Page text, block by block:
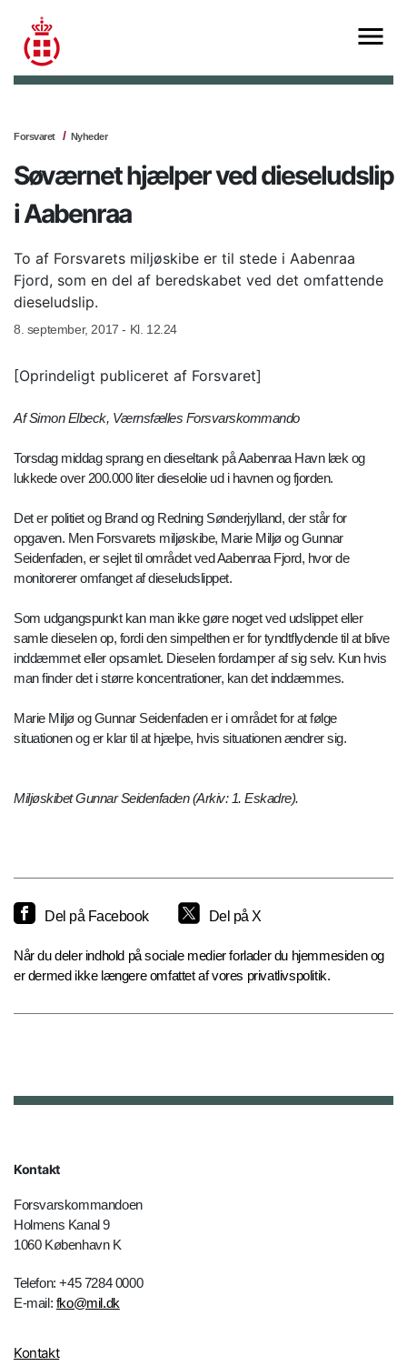
Forsvaret Nyheder
Søværnet hjælper ved dieseludslip
i Aabenraa
To af Forsvarets miljøskibe er til stede i Aabenraa
Fjord, som en del af beredskabet ved det omfattende
dieseludslip.
8. september, 2017 - Kl. 12.24
[Oprindeligt publiceret af Forsvaret]
Af Simon Elbeck, Værnsfælles Forsvarskommando
Torsdag middag sprang en dieseltank på Aabenraa Havn læk og
lukkede over 200.000 liter dieselolie ud i havnen og fjorden.
Det er politiet og Brand og Redning Sønderjylland, der står for
opgaven. Men Forsvarets miljøskibe, Marie Miljø og Gunnar
Seidenfaden, er sejlet til området ved Aabenraa Fjord, hvor de
monitorerer omfanget af dieseludslippet.
Som udgangspunkt kan man ikke gøre noget ved udslippet eller
samle dieselen op, fordi den simpelthen er for tyndtflydende til at blive
inddæmmet eller opsamlet. Dieselen fordamper af sig selv. Kun hvis
man finder det i større koncentrationer, kan det inddæmmes.
Marie Miljø og Gunnar Seidenfaden er i området for at følge
situationen og er klar til at hjælpe, hvis situationen ændrer sig.
Miljøskibet Gunnar Seidenfaden (Arkiv: 1. Eskadre).
Del på Facebook Del på X
Når du deler indhold på sociale medier forlader du hjemmesiden og
er dermed ikke længere omfattet af vores privatlivspolitik.
Kontakt
Forsvarskommandoen
Holmens Kanal 9
1060 København K
Telefon: +45 7284 0000
E-mail: fko@mil.dk
Kontakt